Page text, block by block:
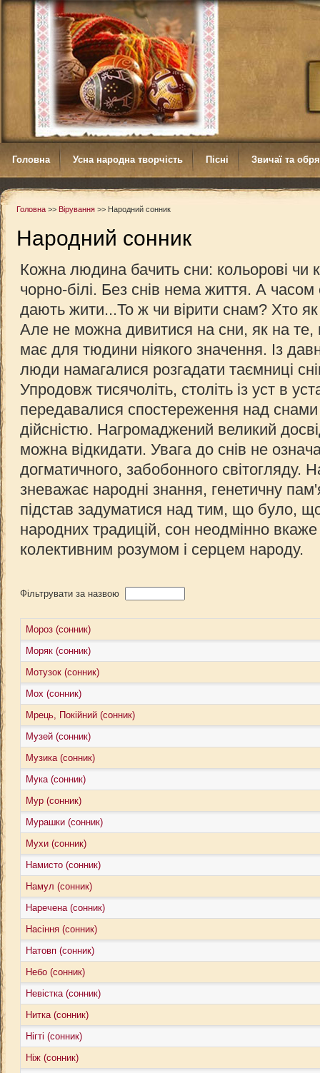
Головна Усна народна творчість Пісні Звичаї та
Головна >> Вірування >> Народний сонник
Народний сонник
Кожна людина бачить сни: кольорові чи
чорно-білі. Без снів нема життя. А часом
дають жити...То ж чи вірити снам? Хто
Але не можна дивитися на сни, як на
має для тюдини ніякого значення. Із
люди намагалися розгадати таємниці
Упродовж тисячоліть, століть із уст в
передавалися спостереження над снами
дійсністю. Нагромаджений великий
можна відкидати. Увага до снів не
догматичного, забобонного світогляду.
зневажає народні знання, генетичну
підстав задуматися над тим, що було,
народних традицій, сон неодмінно
колективним розумом і серцем народу.
Фільтрувати за назвою
Мороз (сонник)
Моряк (сонник)
Мотузок (сонник)
Мох (сонник)
Мрець, Покійний (сонник)
Музей (сонник)
Музика (сонник)
Мука (сонник)
Мур (сонник)
Мурашки (сонник)
Мухи (сонник)
Намисто (сонник)
Намул (сонник)
Наречена (сонник)
Насіння (сонник)
Натовп (сонник)
Небо (сонник)
Невістка (сонник)
Нитка (сонник)
Нігті (сонник)
Ніж (сонник)